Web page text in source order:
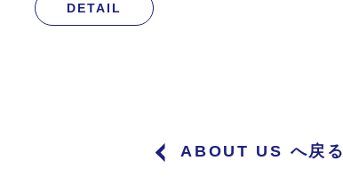
DETAIL
ABOUT US へ戻る